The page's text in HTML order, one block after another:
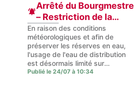
Arrêté du Bourgmestre
– Restriction de la
consommation d'eau
de distribution
En raison des conditions
météorologiques et afin de
préserver les réserves en eau,
l'usage de l'eau de distribution
est désormais limité sur
l'ensemble du territoire
Publié le 24/07 à 10:34